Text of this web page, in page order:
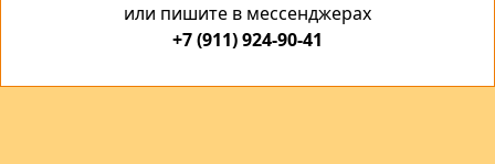
или пишите в мессенджерах
+7 (911) 924-90-41